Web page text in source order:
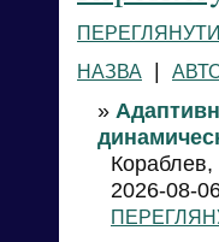
НАЗВА
|
»
2026-08-